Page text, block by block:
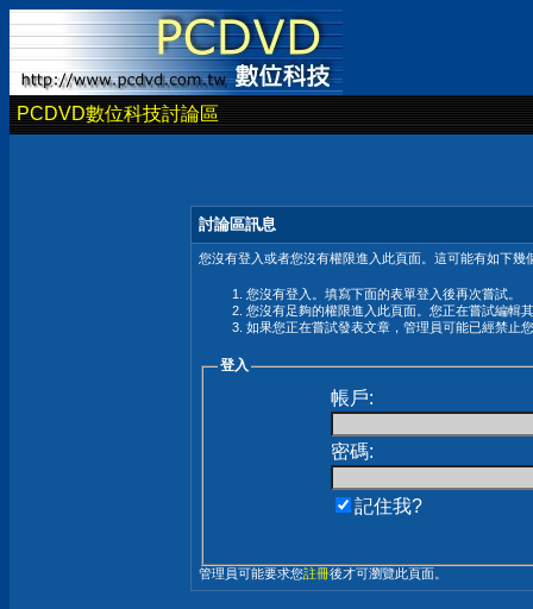
PCDVD數位科技討論區
討論區訊息
您沒有登入或者您沒有權限進入此頁面。這可能有如下幾
您沒有登入。填寫下面的表單登入後再次嘗試。
您沒有足夠的權限進入此頁面。您正在嘗試編輯
如果您正在嘗試發表文章，管理員可能已經禁止
登入
帳戶:
密碼:
記住我?
管理員可能要求您註冊後才可瀏覽此頁面。